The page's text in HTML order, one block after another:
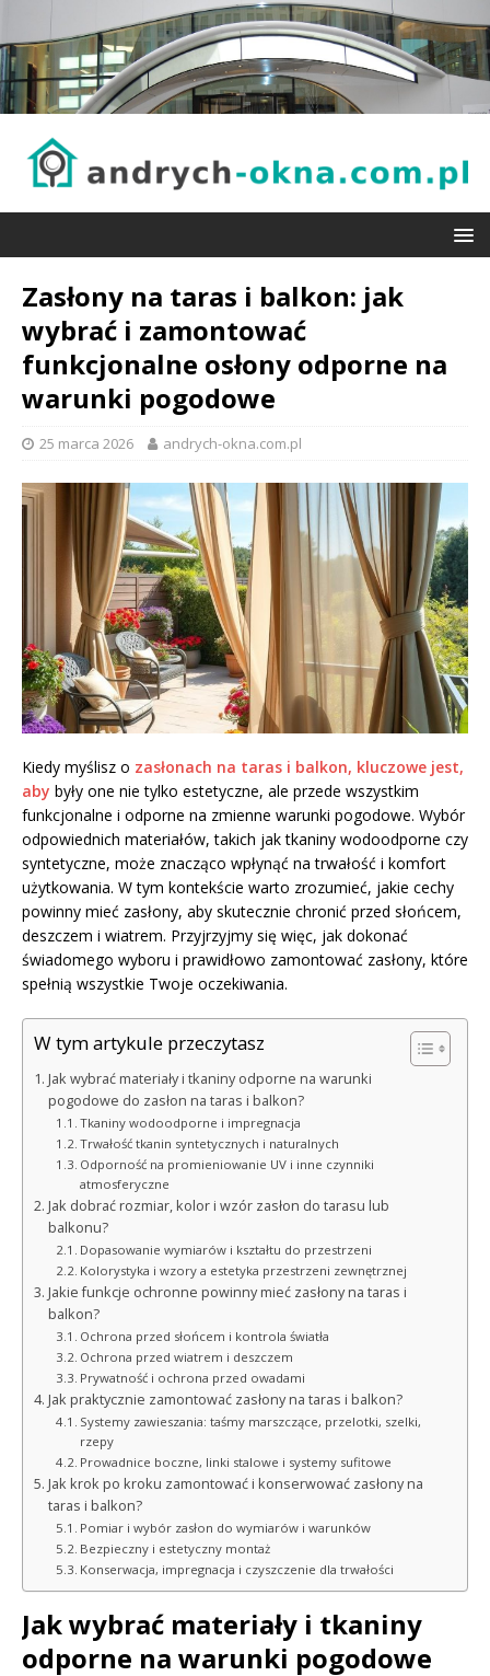
Zasłony na taras i balkon: jak
wybrać i zamontować
funkcjonalne osłony odporne na
warunki pogodowe
25 marca 2026 andrych-okna.com.pl
Kiedy myślisz o zasłonach na taras i balkon, kluczowe jest,
aby były one nie tylko estetyczne, ale przede wszystkim
funkcjonalne i odporne na zmienne warunki pogodowe. Wybór
odpowiednich materiałów, takich jak tkaniny wodoodporne czy
syntetyczne, może znacząco wpłynąć na trwałość i komfort
użytkowania. W tym kontekście warto zrozumieć, jakie cechy
powinny mieć zasłony, aby skutecznie chronić przed słońcem,
deszczem i wiatrem. Przyjrzyjmy się więc, jak dokonać
świadomego wyboru i prawidłowo zamontować zasłony, które
spełnią wszystkie Twoje oczekiwania.
W tym artykule przeczytasz
Jak wybrać materiały i tkaniny odporne na warunki
pogodowe do zasłon na taras i balkon?
Tkaniny wodoodporne i impregnacja
Trwałość tkanin syntetycznych i naturalnych
Odporność na promieniowanie UV i inne czynniki
atmosferyczne
Jak dobrać rozmiar, kolor i wzór zasłon do tarasu lub
balkonu?
Dopasowanie wymiarów i kształtu do przestrzeni
Kolorystyka i wzory a estetyka przestrzeni zewnętrznej
Jakie funkcje ochronne powinny mieć zasłony na taras i
balkon?
Ochrona przed słońcem i kontrola światła
Ochrona przed wiatrem i deszczem
Prywatność i ochrona przed owadami
Jak praktycznie zamontować zasłony na taras i balkon?
Systemy zawieszania: taśmy marszczące, przelotki, szelki,
rzepy
Prowadnice boczne, linki stalowe i systemy sufitowe
Jak krok po kroku zamontować i konserwować zasłony na
taras i balkon?
Pomiar i wybór zasłon do wymiarów i warunków
Bezpieczny i estetyczny montaż
Konserwacja, impregnacja i czyszczenie dla trwałości
Jak wybrać materiały i tkaniny
odporne na warunki pogodowe